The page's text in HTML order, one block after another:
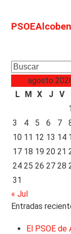
Search
agosto
L M X J V
3
4 5 6 7
10 11 12 13 14
17 18 19 20 21
24 25 26 27 28
31
« Jul
Entradas
El PSOE